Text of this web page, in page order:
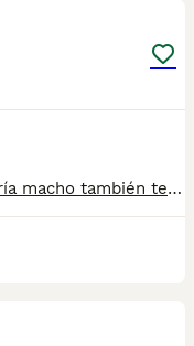
Caniches asiáticos el del anuncio sería macho también tenemos hembras .. Más información por WhatsApp 687482079